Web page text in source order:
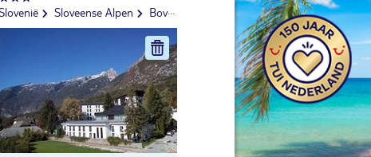
Sloveense Alpen Bovec
jouw ideale vakantie